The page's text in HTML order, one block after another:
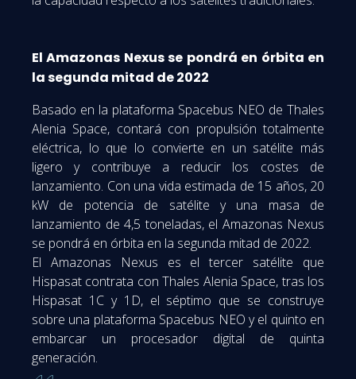
El Amazonas Nexus se pondrá en órbita en
la segunda mitad de 2022
Basado en la plataforma Spacebus NEO de Thales
Alenia Space, contará con propulsión totalmente
eléctrica, lo que lo convierte en un satélite más
ligero y contribuye a reducir los costes de
lanzamiento. Con una vida estimada de 15 años, 20
kW de potencia de satélite y una masa de
lanzamiento de 4,5 toneladas, el Amazonas Nexus
se pondrá en órbita en la segunda mitad de 2022.
El Amazonas Nexus es el tercer satélite que
Hispasat contrata con Thales Alenia Space, tras los
Hispasat 1C y 1D, el séptimo que se construye
sobre una plataforma Spacebus NEO y el quinto en
embarcar un procesador digital de quinta
generación.